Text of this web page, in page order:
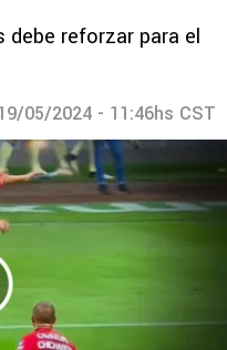
debe reforzar para el
05/2024 - 11:46hs CST